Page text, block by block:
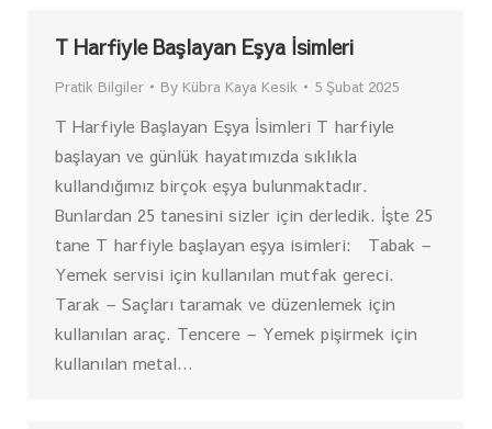
T Harfiyle Başlayan Eşya İsimleri
Pratik Bilgiler By Kübra Kaya Kesik 5 Şubat 2025
T Harfiyle Başlayan Eşya İsimleri T harfiyle
başlayan ve günlük hayatımızda sıklıkla
kullandığımız birçok eşya bulunmaktadır.
Bunlardan 25 tanesini sizler için derledik. İşte 25
tane T harfiyle başlayan eşya isimleri: Tabak –
Yemek servisi için kullanılan mutfak gereci.
Tarak – Saçları taramak ve düzenlemek için
kullanılan araç. Tencere – Yemek pişirmek için
kullanılan metal…